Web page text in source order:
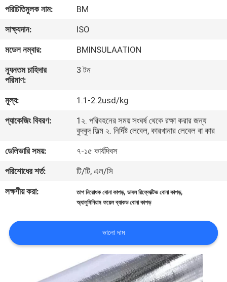
সম্বন্ধে
কারখানা
গুণমান
আমাদের
সাথে
খবর
পরিচিতিমুলক নাম:
BM
সাক্ষ্যদান:
ISO
মডেল নম্বার:
BMINSULAATION
ন্যূনতম চাহিদার
পরিমাণ:
3 টন
মূল্য:
1.1-2.2usd/kg
প্যাকেজিং বিবরণ:
1২. পরিবহনের সময় সংঘর্ষ থেকে রক্ষা করার জন্য
বুদবুদ ফিল্ম ২. নির্দিষ্ট লেবেল, কারখানার লেবেল বা কার
ডেলিভারি সময়:
৭-১৫ কার্যদিবস
পরিশোধের শর্ত:
টি/টি, এল/সি
লক্ষণীয় করা:
তাপ নিরোধক বোনা কাপড়,ডাবল রিফ্লেক্টিভ বোনা কাপড়,
অ্যালুমিনিয়াম ফয়েল ব্যাকড বোনা কাপড়
ভালো দাম